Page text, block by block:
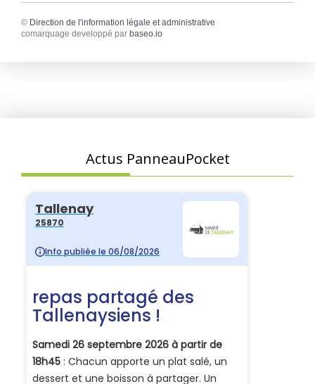
© Direction de l'information légale et administrative
comarquage developpé par baseo.io
Actus PanneauPocket